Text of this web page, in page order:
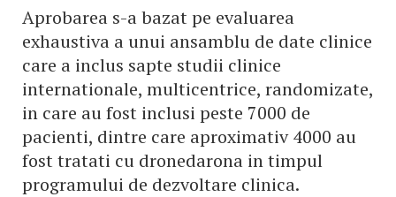
Aprobarea s-a bazat pe evaluarea
exhaustiva a unui ansamblu de date clinice
care a inclus sapte studii clinice
internationale, multicentrice, randomizate,
in care au fost inclusi peste 7000 de
pacienti, dintre care aproximativ 4000 au
fost tratati cu dronedarona in timpul
programului de dezvoltare clinica.